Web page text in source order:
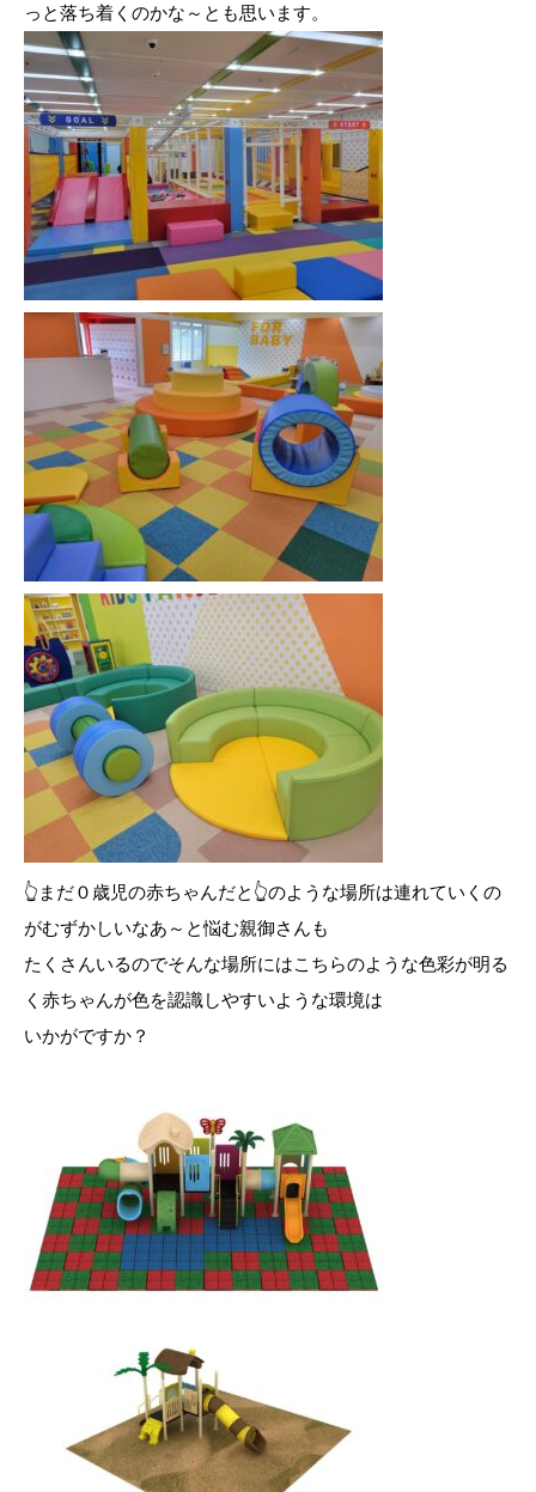
っと落ち着くのかな～とも思います。
👆まだ０歳児の赤ちゃんだと👆のような場所は連れていくの
がむずかしいなあ～と悩む親御さんも
たくさんいるのでそんな場所にはこちらのような色彩が明る
く赤ちゃんが色を認識しやすいような環境は
いかがですか？